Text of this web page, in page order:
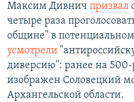
Максим Дивнич призвал
четыре раза
общине" в
усмотрели
диверсию": ранее на
изображен Соловецкий
Архангельской области.